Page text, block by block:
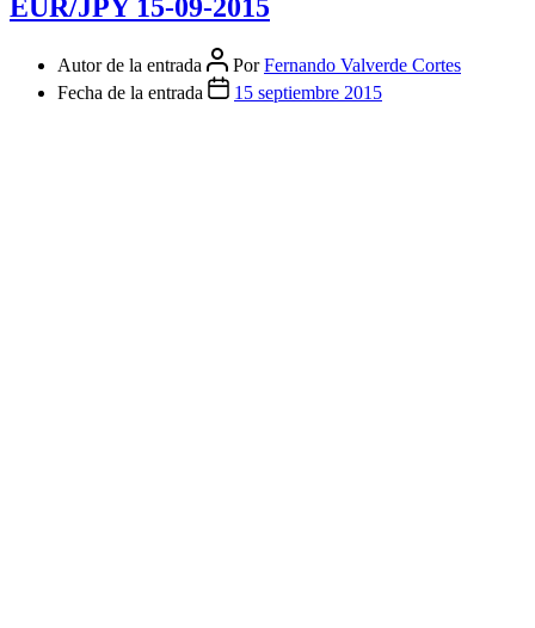
EUR/JPY 15-09-2015
Autor de la entrada PorFernando Valverde Cortes
Fecha de la entrada
15 septiembre 2015